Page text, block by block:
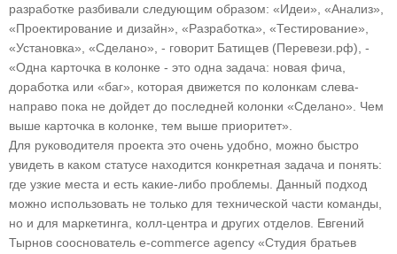
разработке разбивали следующим образом: «Идеи», «Анализ»,
«Проектирование и дизайн», «Разработка», «Тестирование»,
«Установка», «Сделано», - говорит Батищев (Перевези.рф), -
«Одна карточка в колонке - это одна задача: новая фича,
доработка или «баг», которая движется по колонкам слева-
направо пока не дойдет до последней колонки «Сделано». Чем
выше карточка в колонке, тем выше приоритет».
Для руководителя проекта это очень удобно, можно быстро
увидеть в каком статусе находится конкретная задача и понять:
где узкие места и есть какие-либо проблемы. Данный подход
можно использовать не только для технической части команды,
но и для маркетинга, колл-центра и других отделов. Евгений
Тырнов сооснователь e-commerce agency «Студия братьев